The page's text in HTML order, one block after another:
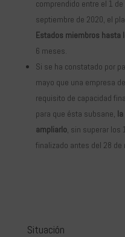
comprendido entre el 1
septiembre de 2020, el
Estados miembros hasta
6 meses.
Si se ha constatado por
mayo que una empresa
requisito de capacidad
para que ésta subsane,
ampliarlo, sin superar los
finalizado antes del 28 de
Situación